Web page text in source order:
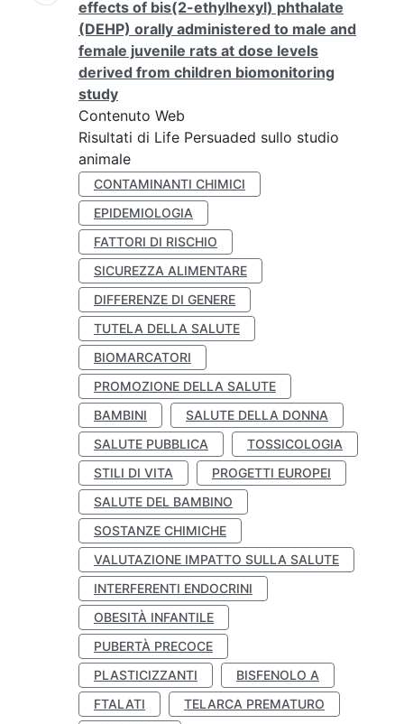
effects of bis(2-ethylhexyl) phthalate
(DEHP) orally administered to male and
female juvenile rats at dose levels
derived from children biomonitoring
study
Contenuto Web
Risultati di Life Persuaded sullo studio
animale
CONTAMINANTI CHIMICI
EPIDEMIOLOGIA
FATTORI DI RISCHIO
SICUREZZA ALIMENTARE
DIFFERENZE DI GENERE
TUTELA DELLA SALUTE
BIOMARCATORI
PROMOZIONE DELLA SALUTE
BAMBINI
SALUTE DELLA DONNA
SALUTE PUBBLICA
TOSSICOLOGIA
STILI DI VITA
PROGETTI EUROPEI
SALUTE DEL BAMBINO
SOSTANZE CHIMICHE
VALUTAZIONE IMPATTO SULLA SALUTE
INTERFERENTI ENDOCRINI
OBESITÀ INFANTILE
PUBERTÀ PRECOCE
PLASTICIZZANTI
BISFENOLO A
FTALATI
TELARCA PREMATURO